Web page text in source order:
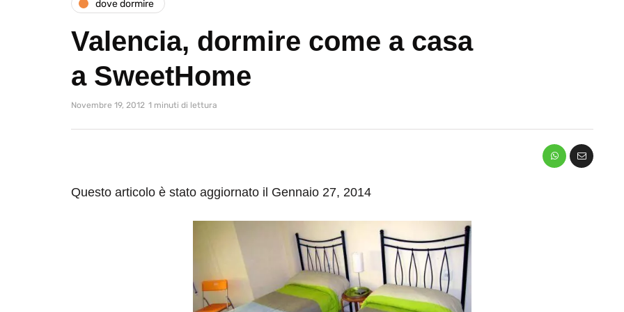
dove dormire
Valencia, dormire come a casa
a SweetHome
Novembre 19, 2012 1 minuti di lettura
Questo articolo è stato aggiornato il Gennaio 27, 2014